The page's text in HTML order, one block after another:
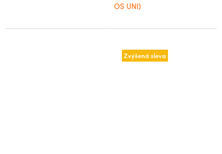
OS UNI)
Zvýšená sleva